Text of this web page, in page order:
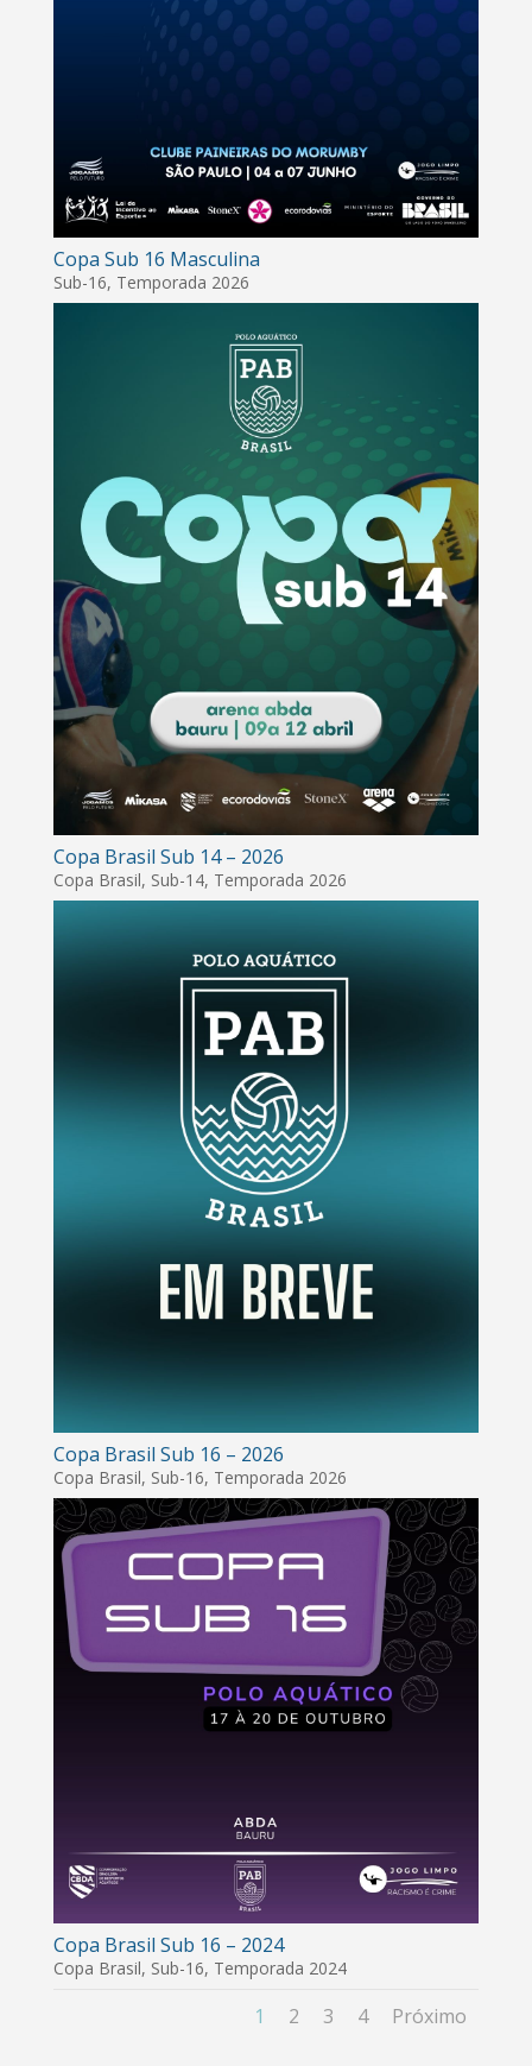
Copa Sub 16 Masculina
Sub-16, Temporada 2026
Copa Brasil Sub 14 – 2026
Copa Brasil, Sub-14, Temporada 2026
Copa Brasil Sub 16 – 2026
Copa Brasil, Sub-16, Temporada 2026
Copa Brasil Sub 16 – 2024
Copa Brasil, Sub-16, Temporada 2024
1 2 3 4 Próximo